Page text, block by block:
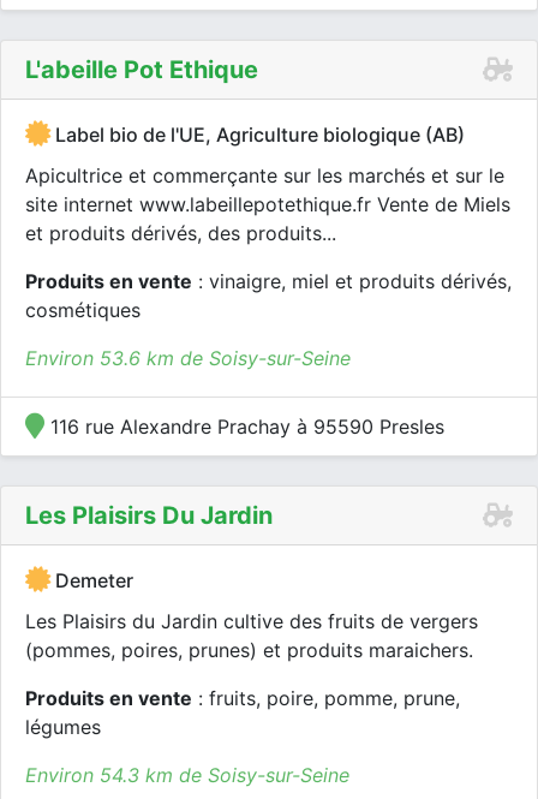
L'abeille Pot Ethique
Label bio de l'UE, Agriculture biologique (AB)
Apicultrice et commerçante sur les marchés et sur le
site internet www.labeillepotethique.fr Vente de Miels
et produits dérivés, des produits...
Produits en vente : vinaigre, miel et produits dérivés,
cosmétiques
Environ 53.6 km de Soisy-sur-Seine
116 rue Alexandre Prachay à 95590 Presles
Les Plaisirs Du Jardin
Demeter
Les Plaisirs du Jardin cultive des fruits de vergers
(pommes, poires, prunes) et produits maraichers.
Produits en vente : fruits, poire, pomme, prune,
légumes
Environ 54.3 km de Soisy-sur-Seine